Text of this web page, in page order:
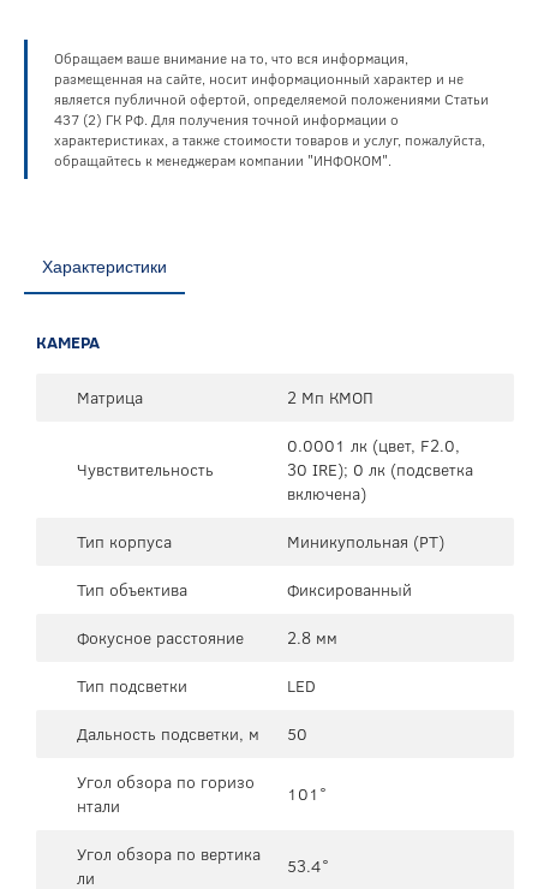
Обращаем ваше внимание на то, что вся информация,
размещенная на сайте, носит информационный характер и не
является публичной офертой, определяемой положениями Статьи
437 (2) ГК РФ. Для получения точной информации о
характеристиках, а также стоимости товаров и услуг, пожалуйста,
обращайтесь к менеджерам компании "ИНФОКОМ".
Характеристики
КАМЕРА
Матрица 2 Мп КМОП
Чувствительность
0.0001 лк (цвет, F2.0,
30 IRE); 0 лк (подсветка
включена)
Тип корпуса
Миникупольная (PT)
Тип объектива
Фиксированный
Фокусное расстояние
2.8 мм
Тип подсветки
LED
Дальность подсветки, м
50
Угол обзора по горизо
нтали
101°
Угол обзора по вертика
ли
53.4°